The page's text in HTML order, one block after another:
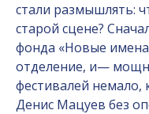
стали размышлять:
старой сцене?
фонда «Новые
отделение, и—
фестивалей немало,
Денис Мацуев без